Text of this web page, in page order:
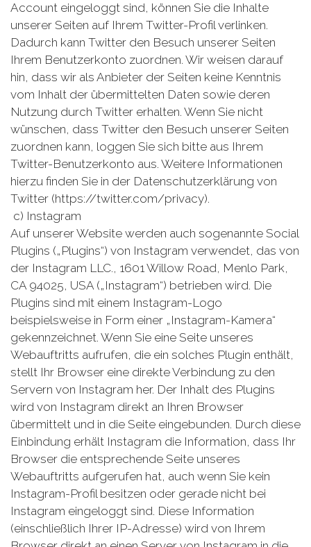
Account eingeloggt sind, können Sie die Inhalte
unserer Seiten auf Ihrem Twitter-Profil verlinken.
Dadurch kann Twitter den Besuch unserer Seiten
Ihrem Benutzerkonto zuordnen. Wir weisen darauf
hin, dass wir als Anbieter der Seiten keine Kenntnis
vom Inhalt der übermittelten Daten sowie deren
Nutzung durch Twitter erhalten. Wenn Sie nicht
wünschen, dass Twitter den Besuch unserer Seiten
zuordnen kann, loggen Sie sich bitte aus Ihrem
Twitter-Benutzerkonto aus. Weitere Informationen
hierzu finden Sie in der Datenschutzerklärung von
Twitter (https://twitter.com/privacy).
c) Instagram
Auf unserer Website werden auch sogenannte Social
Plugins („Plugins“) von Instagram verwendet, das von
der Instagram LLC., 1601 Willow Road, Menlo Park,
CA 94025, USA („Instagram“) betrieben wird. Die
Plugins sind mit einem Instagram-Logo
beispielsweise in Form einer „Instagram-Kamera“
gekennzeichnet. Wenn Sie eine Seite unseres
Webauftritts aufrufen, die ein solches Plugin enthält,
stellt Ihr Browser eine direkte Verbindung zu den
Servern von Instagram her. Der Inhalt des Plugins
wird von Instagram direkt an Ihren Browser
übermittelt und in die Seite eingebunden. Durch diese
Einbindung erhält Instagram die Information, dass Ihr
Browser die entsprechende Seite unseres
Webauftritts aufgerufen hat, auch wenn Sie kein
Instagram-Profil besitzen oder gerade nicht bei
Instagram eingeloggt sind. Diese Information
(einschließlich Ihrer IP-Adresse) wird von Ihrem